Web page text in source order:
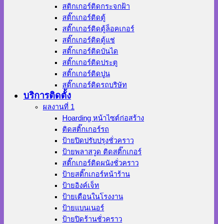
สติกเกอร์ติดกระจกฝ้า
สติ๊กเกอร์ติดตู้
สติ๊กเกอร์ติดตู้ล็อคเกอร์
สติ๊กเกอร์ติดตู้แช่
สติ๊กเกอร์ติดบันได
สติ๊กเกอร์ติดประตู
สติ๊กเกอร์ติดปูน
สติ๊กเกอร์ติดรถบริษัท
บริการติดตั้ง
ผลงานที่ 1
Hoarding หน้าไซต์ก่อสร้าง
ติดสติ๊กเกอร์รถ
ป้ายปิดปรับปรุงชั่วคราว
ป้ายพลาสวูด ติดสติ๊กเกอร์
สติ๊กเกอร์ติดผนังชั่วคราว
ป้ายสติ๊กเกอร์หน้าร้าน
ป้ายอิงค์เจ็ท
ป้ายเตือนในโรงงาน
ป้ายแบนเนอร์
ป้ายปิดร้านชั่วคราว